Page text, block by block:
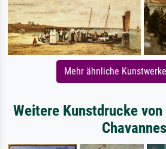
Mehr ähnliche
Weitere Kunstdrucke
Chavannes